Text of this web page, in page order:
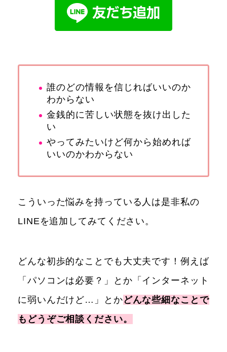
誰のどの情報を信じればいいのか
わからない
金銭的に苦しい状態を抜け出した
い
やってみたいけど何から始めれば
いいのかわからない
こういった悩みを持っている人は是非私の
LINEを追加してみてください。
どんな初歩的なことでも大丈夫です！例えば
「パソコンは必要？」とか「インターネット
に弱いんだけど…」とかどんな些細なことで
もどうぞご相談ください。